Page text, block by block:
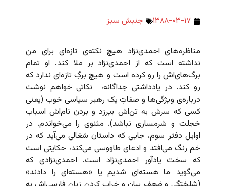
۱۳۸۸-۰۳-۱۷ جنبش سبز
مناظره‌های احمدی‌نژاد هیچ نکته‌ی تازه‌ای برای من
نداشته است که از احمدی‌نژاد بر ملا کند. او تمام
برگ‌های‌اش را رو کرده است و هیچ برگِ تازه‌ای ندارد که
رو کند. در یادداشتی جداگانه، نکاتی خواهم نوشت
درباره‌ی ویژگی‌ها و صفاتِ یک رهبر سیاسی خوب (یعنی
کسی که سرش به تن‌اش بیرزد و بردن‌ نام‌اش اسباب
خجلت و شرمساری نباشد). مثنوی را می‌خواندم. در
اوایل دفتر سوم، جایی که داستان شغالی می‌آید که در
خم رنگ می‌افتد و ادعای طاووسی می‌کند، حکایتی است
که سخت یادآور احمدی‌نژاد است. احمدی‌نژادی که
می‌گوید ما هسته‌ای‌ شدیم یا «هسته‌ای را دادند»